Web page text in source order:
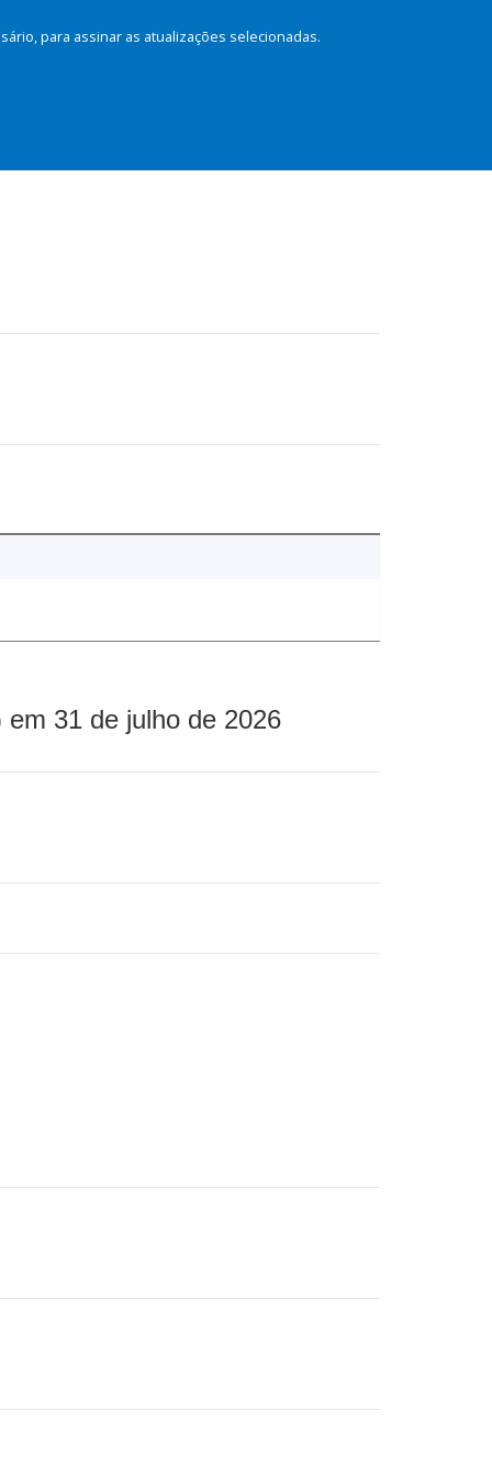
para assinar as atualizações selecionadas.
31 de julho de 2026